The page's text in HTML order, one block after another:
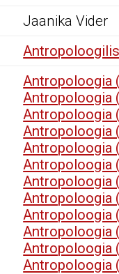
Jaanika Vider
Antropoloogia
Antropoloogia
Antropoloogia
Antropoloogia
Antropoloogia
Antropoloogia
Antropoloogia
Antropoloogia
Antropoloogia
Antropoloogia
Antropoloogia
Antropoloogia